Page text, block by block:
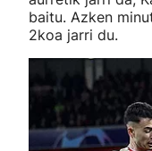
baitu. Azken
2koa jarri du.